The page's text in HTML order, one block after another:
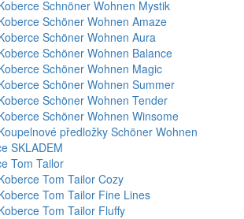
Schnöner Wohnen Mystik
Schöner Wohnen Amaze
Schöner Wohnen Aura
Schöner Wohnen Balance
Schöner Wohnen Magic
Schöner Wohnen Summer
Schöner Wohnen Tender
Schöner Wohnen Winsome
předložky Schöner Wohnen
SKLADEM
Tom Tailor
Tom Tailor Cozy
Tom Tailor Fine Lines
Tom Tailor Fluffy